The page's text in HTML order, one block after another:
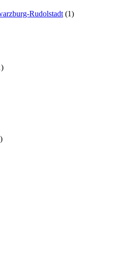
Rudolstadt (1)